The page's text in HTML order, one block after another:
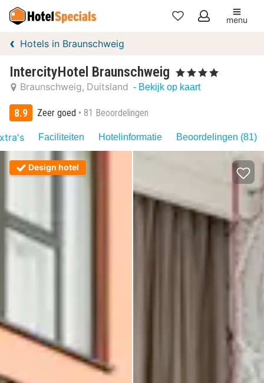
Mijn
menu
Hotels in Braunschweig
IntercityHotel Braunschweig , 4 Sterren
Braunschweig Duitsland - Bekijk op kaart
8.9 Zeer goed 81 Beoordelingen
Faciliteiten Hotelinformatie Beoordelingen (81)
Design hotel